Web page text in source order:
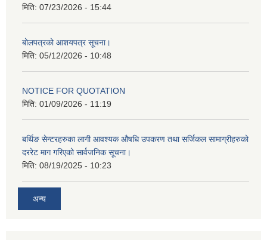
मिति: 07/23/2026 - 15:44
बोलपत्रको आशयपत्र सूचना।
मिति: 05/12/2026 - 10:48
NOTICE FOR QUOTATION
मिति: 01/09/2026 - 11:19
बर्थिङ सेन्टरहरुका लागी आवश्यक औषधि उपकरण तथा सर्जिकल सामाग्रीहरुको
दररेट माग गरिएको सार्वजनिक सूचना।
मिति: 08/19/2025 - 10:23
अन्य